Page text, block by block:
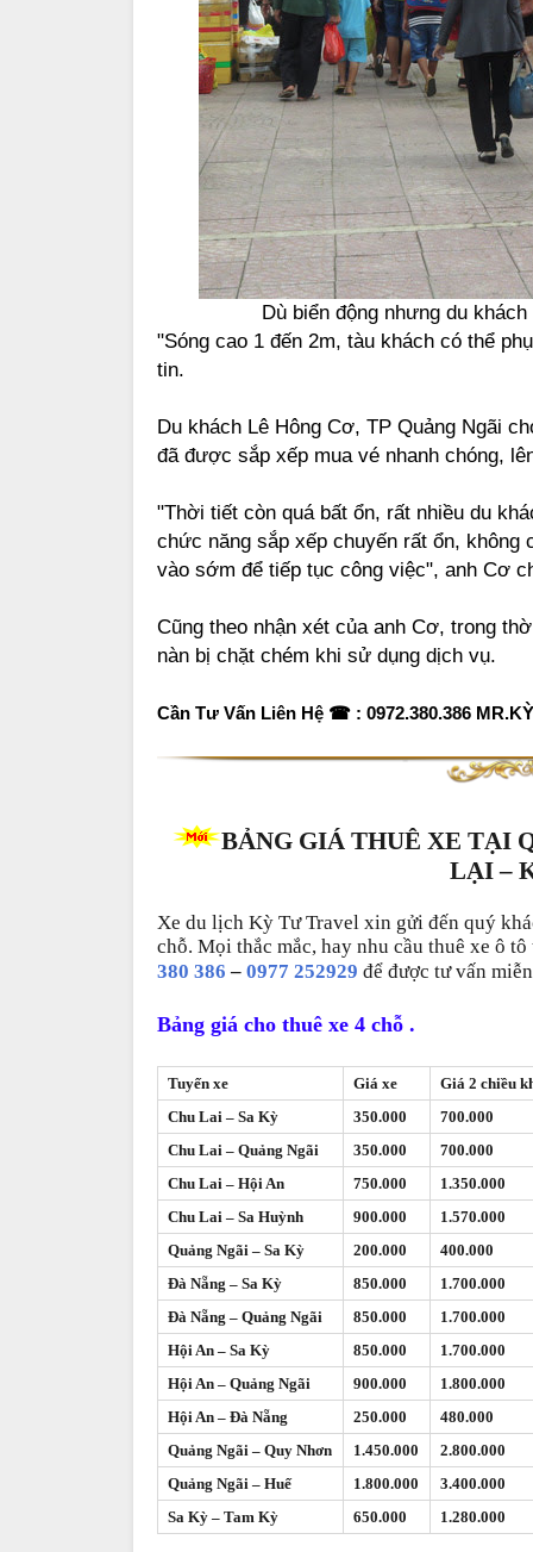
Dù biển động nhưng du
"Sóng cao 1 đến 2m, tàu khách có thể
tin.
Du khách Lê Hông Cơ, TP Quảng Ngãi
đã được sắp xếp mua vé nhanh chóng,
"Thời tiết còn quá bất ổn, rất nhiều du
chức năng sắp xếp chuyến rất ổn,
vào sớm để tiếp tục công việc", anh Cơ
Cũng theo nhận xét của anh Cơ, trong
nàn bị chặt chém khi sử dụng dịch vụ.
Cần Tư Vấn Liên Hệ ☎ : 0972.380.386 MR.KỲ
BẢNG GIÁ THUÊ XE TẠI
LẠI –
Xe du lịch Kỳ Tư Travel xin gửi đến quý
chỗ. Mọi thắc mắc, hay nhu cầu thuê xe ô
380 386 – 0977 252929 để được tư vấn
Bảng giá cho thuê xe 4 chỗ .
Tuyến xe Giá xe
Giá 2 chiều
Chu Lai – Sa Kỳ
350.000
700.000
Chu Lai – Quảng Ngãi
350.000
700.000
Chu Lai – Hội An
750.000
1.350.000
Chu Lai – Sa Huỳnh
900.000
1.570.000
Quảng Ngãi – Sa Kỳ
200.000
400.000
Đà Nẵng – Sa Kỳ
850.000
1.700.000
Đà Nẵng – Quảng Ngãi
850.000
1.700.000
Hội An – Sa Kỳ
850.000
1.700.000
Hội An – Quảng Ngãi
900.000
1.800.000
Hội An – Đà Nẵng
250.000
480.000
Quảng Ngãi – Quy Nhơn
1.450.000
2.800.000
Quảng Ngãi – Huế
1.800.000
3.400.000
Sa Kỳ – Tam Kỳ
650.000 1.280.000